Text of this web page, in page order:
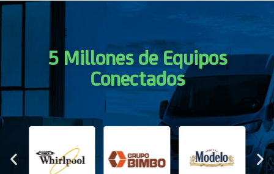
5 Millones de Equipos
Conectados